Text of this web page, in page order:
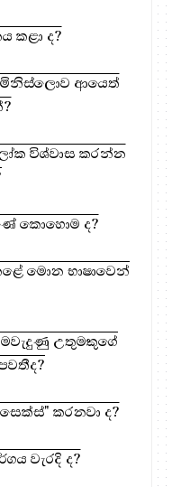
කළා ද?
මිනිස්ලොව ආයෙත්
විශ්වාස කරන්න
කොහොම ද?
මොන භාෂාවෙන්
උතුමකුගේ
කරනවා ද?
වැරදි ද?